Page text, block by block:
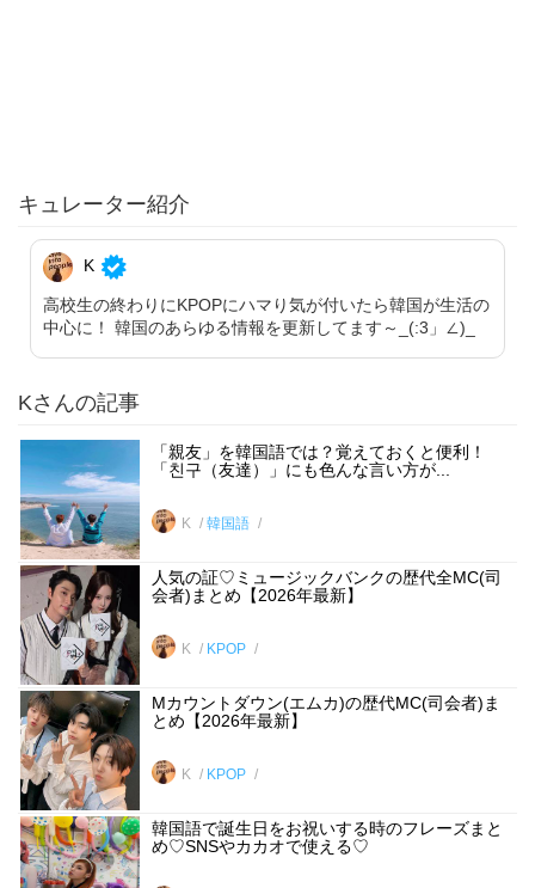
キュレーター紹介
K
高校生の終わりにKPOPにハマり気が付いたら韓国が生活の
中心に！ 韓国のあらゆる情報を更新してます～_(:3」∠)_
Kさんの記事
「親友」を韓国語では？覚えておくと便利！
「친구（友達）」にも色んな言い方が...
K 韓国語
人気の証♡ミュージックバンクの歴代全MC(司
会者)まとめ【2026年最新】
K KPOP
Mカウントダウン(エムカ)の歴代MC(司会者)ま
とめ【2026年最新】
K KPOP
韓国語で誕生日をお祝いする時のフレーズまと
め♡SNSやカカオで使える♡